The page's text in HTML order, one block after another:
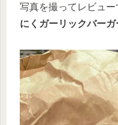
写真を撮ってレビュー
にくガーリックバーガ